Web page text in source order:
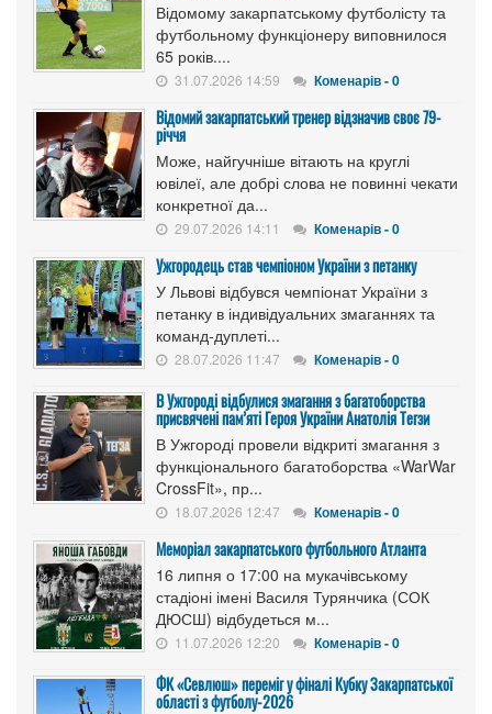
Відомому закарпатському футболісту та
футбольному функціонеру виповнилося
65 років....
31.07.2026 14:59 Коменарів - 0
Відомий закарпатський тренер відзначив своє 79-
річчя
Може, найгучніше вітають на круглі
ювілеї, але добрі слова не повинні чекати
конкретної да...
29.07.2026 14:11 Коменарів - 0
Ужгородець став чемпіоном України з петанку
У Львові відбувся чемпіонат України з
петанку в індивідуальних змаганнях та
команд-дуплеті...
28.07.2026 11:47 Коменарів - 0
В Ужгороді відбулися змагання з багатоборства
присвячені пам’яті Героя України Анатолія Тегзи
В Ужгороді провели відкриті змагання з
функціонального багатоборства «WarWar
CrossFit», пр...
18.07.2026 12:47 Коменарів - 0
Меморіал закарпатського футбольного Атланта
16 липня о 17:00 на мукачівському
стадіоні імені Василя Турянчика (СОК
ДЮСШ) відбудеться м...
11.07.2026 12:20 Коменарів - 0
ФК «Севлюш» переміг у фіналі Кубку Закарпатської
області з футболу-2026